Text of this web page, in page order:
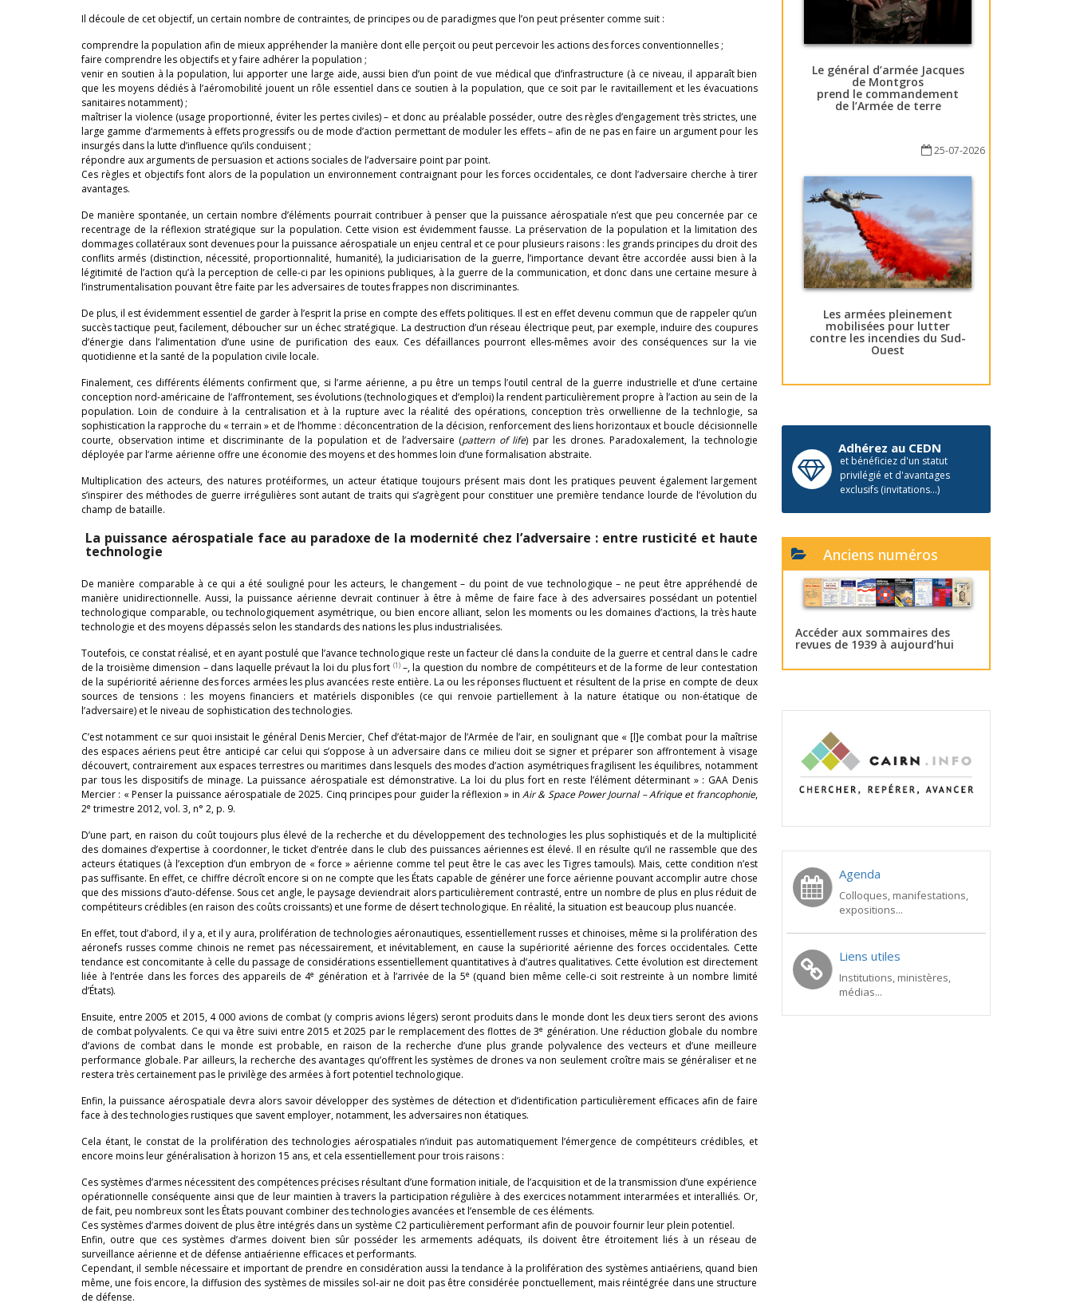
Il découle de cet objectif, un certain nombre de contraintes, de principes ou de paradigmes que l’on peut présenter comme suit :
comprendre la population afin de mieux appréhender la manière dont elle perçoit ou peut percevoir les actions des forces conventionnelles ;
faire comprendre les objectifs et y faire adhérer la population ;
venir en soutien à la population, lui apporter une large aide, aussi bien d’un point de vue médical que d’infrastructure (à ce niveau, il apparaît bien
que les moyens dédiés à l’aéromobilité jouent un rôle essentiel dans ce soutien à la population, que ce soit par le ravitaillement et les évacuations
sanitaires notamment) ;
maîtriser la violence (usage proportionné, éviter les pertes civiles) – et donc au préalable posséder, outre des règles d’engagement très strictes, une
large gamme d’armements à effets progressifs ou de mode d’action permettant de moduler les effets – afin de ne pas en faire un argument pour les
insurgés dans la lutte d’influence qu’ils conduisent ;
répondre aux arguments de persuasion et actions sociales de l’adversaire point par point.
Ces règles et objectifs font alors de la population un environnement contraignant pour les forces occidentales, ce dont l’adversaire cherche à tirer
avantages.
De manière spontanée, un certain nombre d’éléments pourrait contribuer à penser que la puissance aérospatiale n’est que peu concernée par ce
recentrage de la réflexion stratégique sur la population. Cette vision est évidemment fausse. La préservation de la population et la limitation des
dommages collatéraux sont devenues pour la puissance aérospatiale un enjeu central et ce pour plusieurs raisons : les grands principes du droit des
conflits armés (distinction, nécessité, proportionnalité, humanité), la judiciarisation de la guerre, l’importance devant être accordée aussi bien à la
légitimité de l’action qu’à la perception de celle-ci par les opinions publiques, à la guerre de la communication, et donc dans une certaine mesure à
l’instrumentalisation pouvant être faite par les adversaires de toutes frappes non discriminantes.
De plus, il est évidemment essentiel de garder à l’esprit la prise en compte des effets politiques. Il est en effet devenu commun que de rappeler qu’un
succès tactique peut, facilement, déboucher sur un échec stratégique. La destruction d’un réseau électrique peut, par exemple, induire des coupures
d’énergie dans l’alimentation d’une usine de purification des eaux. Ces défaillances pourront elles-mêmes avoir des conséquences sur la vie
quotidienne et la santé de la population civile locale.
Finalement, ces différents éléments confirment que, si l’arme aérienne, a pu être un temps l’outil central de la guerre industrielle et d’une certaine
conception nord-américaine de l’affrontement, ses évolutions (technologiques et d’emploi) la rendent particulièrement propre à l’action au sein de la
population. Loin de conduire à la centralisation et à la rupture avec la réalité des opérations, conception très orwellienne de la technlogie, sa
sophistication la rapproche du « terrain » et de l’homme : déconcentration de la décision, renforcement des liens horizontaux et boucle décisionnelle
courte, observation intime et discriminante de la population et de l’adversaire (pattern of life) par les drones. Paradoxalement, la technologie
déployée par l’arme aérienne offre une économie des moyens et des hommes loin d’une formalisation abstraite.
Multiplication des acteurs, des natures protéiformes, un acteur étatique toujours présent mais dont les pratiques peuvent également largement
s’inspirer des méthodes de guerre irrégulières sont autant de traits qui s’agrègent pour constituer une première tendance lourde de l’évolution du
champ de bataille.
La puissance aérospatiale face au paradoxe de la modernité chez l’adversaire : entre rusticité et haute
technologie
De manière comparable à ce qui a été souligné pour les acteurs, le changement – du point de vue technologique – ne peut être appréhendé de
manière unidirectionnelle. Aussi, la puissance aérienne devrait continuer à être à même de faire face à des adversaires possédant un potentiel
technologique comparable, ou technologiquement asymétrique, ou bien encore alliant, selon les moments ou les domaines d’actions, la très haute
technologie et des moyens dépassés selon les standards des nations les plus industrialisées.
Toutefois, ce constat réalisé, et en ayant postulé que l’avance technologique reste un facteur clé dans la conduite de la guerre et central dans le cadre
de la troisième dimension – dans laquelle prévaut la loi du plus fort (1)–, la question du nombre de compétiteurs et de la forme de leur contestation
de la supériorité aérienne des forces armées les plus avancées reste entière. La ou les réponses fluctuent et résultent de la prise en compte de deux
sources de tensions : les moyens financiers et matériels disponibles (ce qui renvoie partiellement à la nature étatique ou non-étatique de
l’adversaire) et le niveau de sophistication des technologies.
C’est notamment ce sur quoi insistait le général Denis Mercier, Chef d’état-major de l’Armée de l’air, en soulignant que « [l]e combat pour la maîtrise
des espaces aériens peut être anticipé car celui qui s’oppose à un adversaire dans ce milieu doit se signer et préparer son affrontement à visage
découvert, contrairement aux espaces terrestres ou maritimes dans lesquels des modes d’action asymétriques fragilisent les équilibres, notamment
par tous les dispositifs de minage. La puissance aérospatiale est démonstrative. La loi du plus fort en reste l’élément déterminant » : GAA Denis
Mercier : « Penser la puissance aérospatiale de 2025. Cinq principes pour guider la réflexion » inAir & Space Power Journal – Afrique et francophonie,
2e trimestre 2012, vol. 3, n° 2, p. 9.
D’une part, en raison du coût toujours plus élevé de la recherche et du développement des technologies les plus sophistiqués et de la multiplicité
des domaines d’expertise à coordonner, le ticket d’entrée dans le club des puissances aériennes est élevé. Il en résulte qu’il ne rassemble que des
acteurs étatiques (à l’exception d’un embryon de « force » aérienne comme tel peut être le cas avec les Tigres tamouls). Mais, cette condition n’est
pas suffisante. En effet, ce chiffre décroît encore si on ne compte que les États capable de générer une force aérienne pouvant accomplir autre chose
que des missions d’auto-défense. Sous cet angle, le paysage deviendrait alors particulièrement contrasté, entre un nombre de plus en plus réduit de
compétiteurs crédibles (en raison des coûts croissants) et une forme de désert technologique. En réalité, la situation est beaucoup plus nuancée.
En effet, tout d’abord, il y a, et il y aura, prolifération de technologies aéronautiques, essentiellement russes et chinoises, même si la prolifération des
aéronefs russes comme chinois ne remet pas nécessairement, et inévitablement, en cause la supériorité aérienne des forces occidentales. Cette
tendance est concomitante à celle du passage de considérations essentiellement quantitatives à d’autres qualitatives. Cette évolution est directement
liée à l’entrée dans les forces des appareils de 4e génération et à l’arrivée de la 5e(quand bien même celle-ci soit restreinte à un nombre limité
d’États).
Ensuite, entre 2005 et 2015, 4 000 avions de combat (y compris avions légers) seront produits dans le monde dont les deux tiers seront des avions
de combat polyvalents. Ce qui va être suivi entre 2015 et 2025 par le remplacement des flottes de 3e génération. Une réduction globale du nombre
d’avions de combat dans le monde est probable, en raison de la recherche d’une plus grande polyvalence des vecteurs et d’une meilleure
performance globale. Par ailleurs, la recherche des avantages qu’offrent les systèmes de drones va non seulement croître mais se généraliser et ne
restera très certainement pas le privilège des armées à fort potentiel technologique.
Enfin, la puissance aérospatiale devra alors savoir développer des systèmes de détection et d’identification particulièrement efficaces afin de faire
face à des technologies rustiques que savent employer, notamment, les adversaires non étatiques.
Cela étant, le constat de la prolifération des technologies aérospatiales n’induit pas automatiquement l’émergence de compétiteurs crédibles, et
encore moins leur généralisation à horizon 15 ans, et cela essentiellement pour trois raisons :
Ces systèmes d’armes nécessitent des compétences précises résultant d’une formation initiale, de l’acquisition et de la transmission d’une expérience
opérationnelle conséquente ainsi que de leur maintien à travers la participation régulière à des exercices notamment interarmées et interalliés. Or,
de fait, peu nombreux sont les États pouvant combiner des technologies avancées et l’ensemble de ces éléments.
Ces systèmes d’armes doivent de plus être intégrés dans un système C2 particulièrement performant afin de pouvoir fournir leur plein potentiel.
Enfin, outre que ces systèmes d’armes doivent bien sûr posséder les armements adéquats, ils doivent être étroitement liés à un réseau de
surveillance aérienne et de défense antiaérienne efficaces et performants.
Cependant, il semble nécessaire et important de prendre en considération aussi la tendance à la prolifération des systèmes antiaériens, quand bien
même, une fois encore, la diffusion des systèmes de missiles sol-air ne doit pas être considérée ponctuellement, mais réintégrée dans une structure
de défense.
Le général d’armée Jacques
de Montgros
prend le commandement
de l’Armée de terre
25-07-2026
Les armées pleinement
mobilisées pour lutter
contre les incendies du Sud-
Ouest
Adhérez au CEDN
et bénéficiez d'un statut
privilégié et d'avantages
exclusifs (invitations...)
Anciens numéros
Accéder aux sommaires des
revues de 1939 à aujourd’hui
Agenda
Colloques, manifestations,
expositions...
Liens utiles
Institutions, ministères,
médias...